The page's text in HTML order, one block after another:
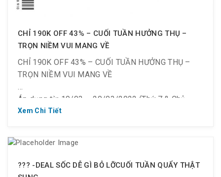
CHỈ 190K OFF 43% – CUỐI TUẦN HƯỞNG THỤ –
TRỌN NIỀM VUI MANG VỀ
CHỈ 190K OFF 43% – CUỐI TUẦN HƯỞNG THỤ –
TRỌN NIỀM VUI MANG VỀ
Áp dụng từ: 19/03 ~ 20/03/2022 (Thứ 7 & Chủ
nhật)
Điều kiện áp dụng : Cho tất cả khách hàng trên 1.2m
Xem Chi Tiết
??? -DEAL SỐC DỄ GÌ BỎ LỠCUỐI TUẦN QUẨY THẬT